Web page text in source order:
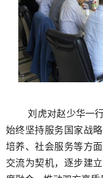
刘虎对赵少华一
始终坚持服务国家战
培养、社会服务等方
交流为契机，逐步建